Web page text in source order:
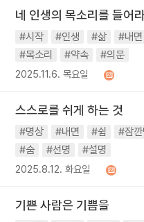
네 인생의 목소리를 들어
#시작 #인생 #삶 #내면
#목소리
#약속 #의문
2025.11.6. 목요일
스스로를 쉬게 하는 것
#명상 #내면 #쉼 #잠
#숨
#선명 #설명
2025.8.12. 화요일
기쁜 사람은 기쁨을